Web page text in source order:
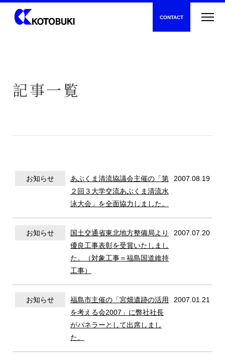
CONTACT
トンネル工事
記事一覧
お知らせ
あぶくま清流協議会主催の「第
２回３大学交流あぶくま清流水
泳大会」を全面協力しました。
2007.08.19
お知らせ
国土交通省東北地方整備局より
優良工事表彰を受賞いたしまし
た。（対象工事＝福島国道維持
工事）
2007.07.20
お知らせ
福島市主催の「宮畑遺跡の活用
を考える会2007」に弊社社長
がパネラーとして出席しまし
た。
2007.01.21